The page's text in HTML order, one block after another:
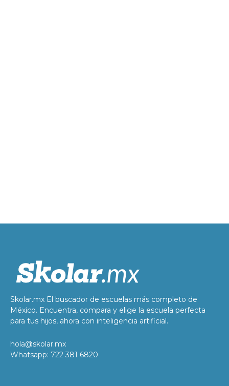
Skolar.mx El buscador de escuelas más completo de
México. Encuentra, compara y elige la escuela perfecta
para tus hijos, ahora con inteligencia artificial.
hola@skolar.mx
Whatsapp: 722 381 6820